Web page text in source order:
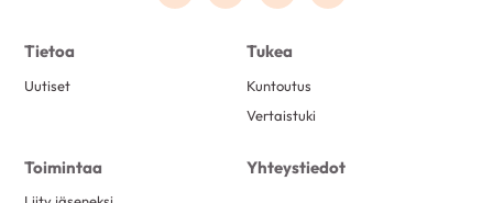
Tietoa
Uutiset
Tukea
Kuntoutus
Vertaistuki
Toimintaa Yhteystiedot